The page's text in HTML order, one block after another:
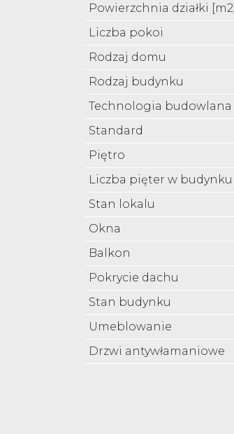
Powierzchnia działki [m2]
Liczba pokoi
Rodzaj domu
Rodzaj budynku
Technologia budowlana
Standard
Piętro
Liczba pięter w budynku
Stan lokalu
Okna
Balkon
Pokrycie dachu
Stan budynku
Umeblowanie
Drzwi antywłamaniowe